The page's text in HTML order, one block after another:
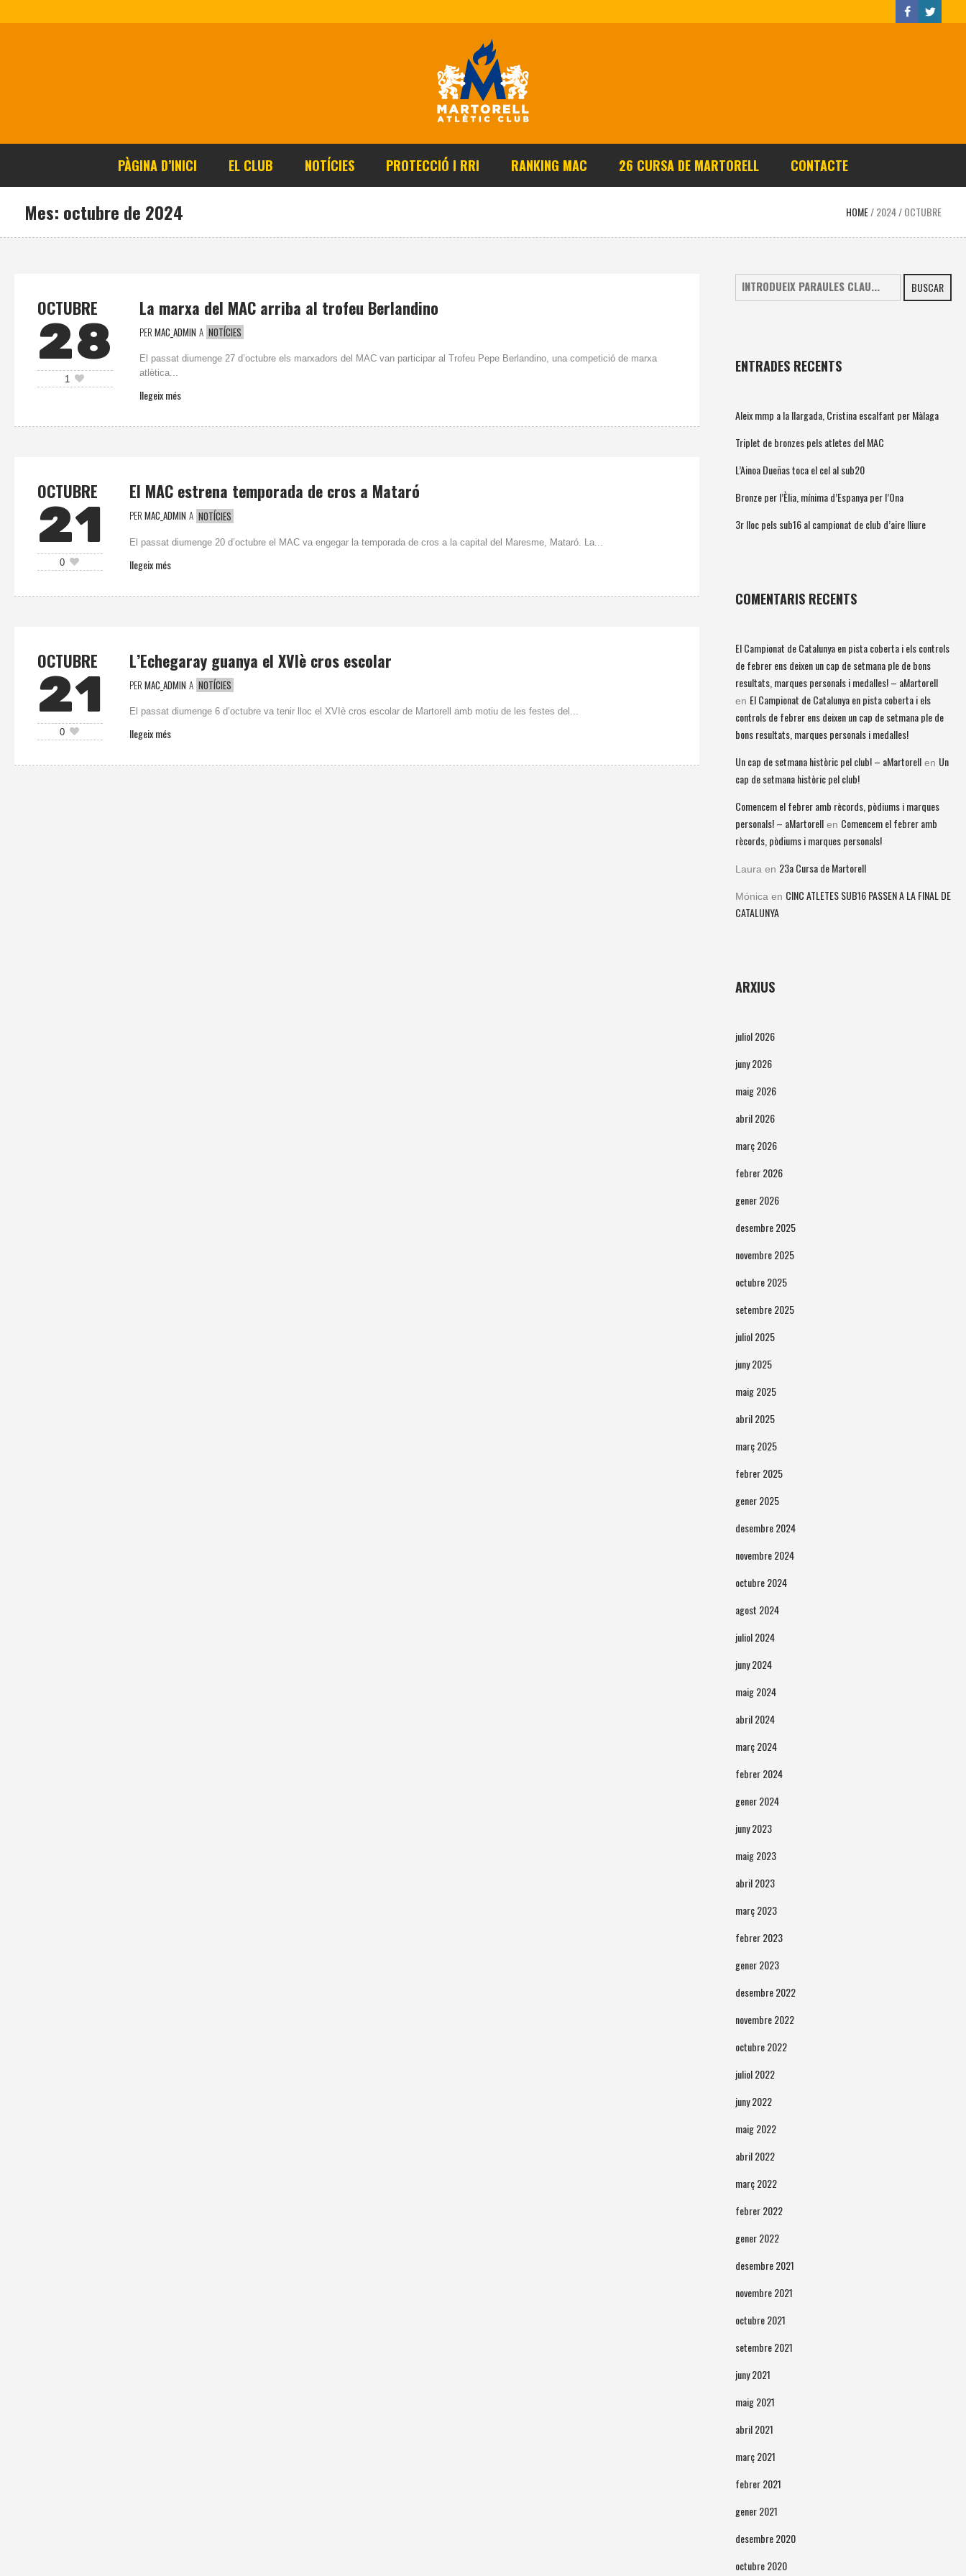
PÀGINA D’INICI EL CLUB NOTÍCIES PROTECCIÓ I RRI RANKING MAC 26 CURSA DE MARTORELL CONTACTE
Mes: octubre de 2024 HOME/2024/OCTUBRE
OCTUBRE
28
1
La marxa del MAC arriba al trofeu Berlandino
PER MAC_ADMIN A NOTÍCIES
El passat diumenge 27 d’octubre els marxadors del MAC van participar al Trofeu Pepe Berlandino, una competició de marxa
atlètica...
llegeix més
OCTUBRE
21
0
El MAC estrena temporada de cros a Mataró
PER MAC_ADMIN A NOTÍCIES
El passat diumenge 20 d’octubre el MAC va engegar la temporada de cros a la capital del Maresme, Mataró. La...
llegeix més
OCTUBRE
21
0
L’Echegaray guanya el XVIè cros escolar
PER MAC_ADMIN A NOTÍCIES
El passat diumenge 6 d’octubre va tenir lloc el XVIè cros escolar de Martorell amb motiu de les festes del...
llegeix més
BUSCAR
ENTRADES RECENTS
Aleix mmp a la llargada, Cristina escalfant per Màlaga
Triplet de bronzes pels atletes del MAC
L’Ainoa Dueñas toca el cel al sub20
Bronze per l’Èlia, mínima d’Espanya per l’Ona
3r lloc pels sub16 al campionat de club d’aire lliure
COMENTARIS RECENTS
El Campionat de Catalunya en pista coberta i els controls
de febrer ens deixen un cap de setmana ple de bons
resultats, marques personals i medalles! – aMartorell
en El Campionat de Catalunya en pista coberta i els
controls de febrer ens deixen un cap de setmana ple de
bons resultats, marques personals i medalles!
Un cap de setmana històric pel club! – aMartorell en Un
cap de setmana històric pel club!
Comencem el febrer amb rècords, pòdiums i marques
personals! – aMartorell en Comencem el febrer amb
rècords, pòdiums i marques personals!
Laura en 23a Cursa de Martorell
Mónica en CINC ATLETES SUB16 PASSEN A LA FINAL DE
CATALUNYA
ARXIUS
juliol 2026
juny 2026
maig 2026
abril 2026
març 2026
febrer 2026
gener 2026
desembre 2025
novembre 2025
octubre 2025
setembre 2025
juliol 2025
juny 2025
maig 2025
abril 2025
març 2025
febrer 2025
gener 2025
desembre 2024
novembre 2024
octubre 2024
agost 2024
juliol 2024
juny 2024
maig 2024
abril 2024
març 2024
febrer 2024
gener 2024
juny 2023
maig 2023
abril 2023
març 2023
febrer 2023
gener 2023
desembre 2022
novembre 2022
octubre 2022
juliol 2022
juny 2022
maig 2022
abril 2022
març 2022
febrer 2022
gener 2022
desembre 2021
novembre 2021
octubre 2021
setembre 2021
juny 2021
maig 2021
abril 2021
març 2021
febrer 2021
gener 2021
desembre 2020
octubre 2020